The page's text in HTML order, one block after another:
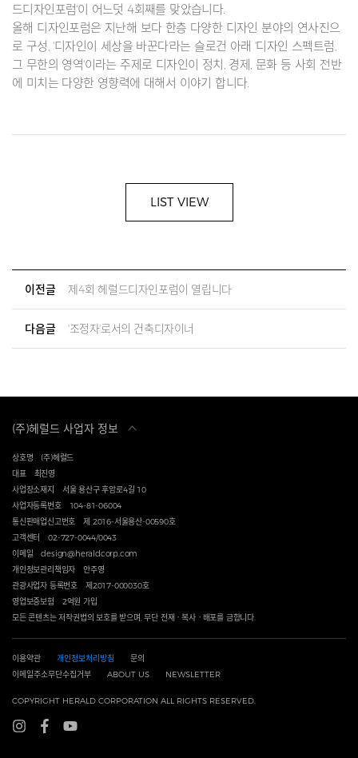
드디자인포럼'이 어느덧 4회째를 맞았습니다.
올해 디자인포럼은 지난해 보다 한층 다양한 디자인 분야의 연사진으
로 구성, '디자인이 세상을 바꾼다'라는 슬로건 아래 '디자인 스펙트럼,
그 무한의 영역'이라는 주제로 디자인이 정치, 경제, 문화 등 사회 전반
에 미치는 다양한 영향력에 대해서 이야기 합니다.
LIST VIEW
이전글 제4회 헤럴드디자인포럼이 열립니다
다음글 '조정자'로서의 건축디자이너
(주)헤럴드 사업자 정보
상호명
(주)헤럴드
대표
최진영
사업장소재지
서울 용산구 후암로4길 10
사업자등록번호
104-81-06004
통신판매업신고번호
제 2016-서울용산-00590호
고객센터
02-727-0044/0043
이메일
design@heraldcorp.com
개인정보관리책임자
안주영
관광사업자 등록번호
제2017-000030호
영업보증보험
2억원 가입
모든 콘텐츠는 저작권법의 보호를 받으며, 무단 전재ㆍ복사ㆍ배포를 금합니다.
이용약관 개인정보처리방침
문의
이메일주소무단수집거부
ABOUT US NEWSLETTER
COPYRIGHT HERALD CORPORATION ALL RIGHTS RESERVED.